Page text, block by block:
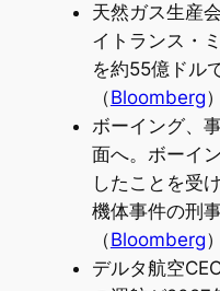
天然ガス生産
イトランス・
を約55億ドル
（Bloomberg
ボーイング、
面へ。ボーイ
したことを受
機体事件の刑
（Bloomberg
デルタ航空